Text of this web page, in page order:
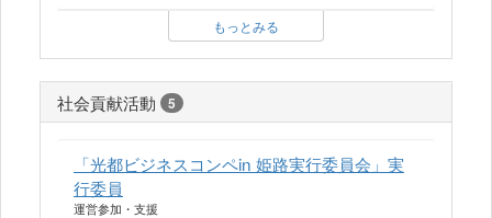
もっとみる
社会貢献活動 5
「光都ビジネスコンペin 姫路実行委員会」実
行委員
運営参加・支援